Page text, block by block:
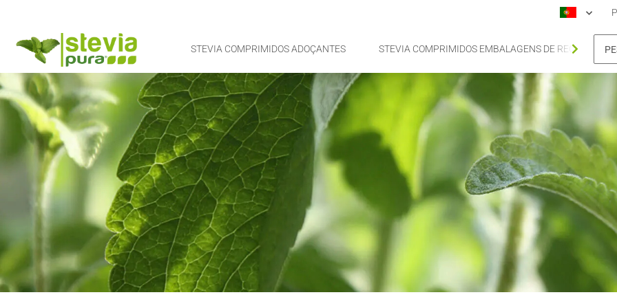
STEVIA COMPRIMIDOS ADOÇANTES STEVIA COMPRIMIDOS EMBALAGENS DE RECARGA DE